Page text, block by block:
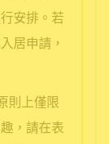
安排。若
居申請，
則上僅限
，請在表